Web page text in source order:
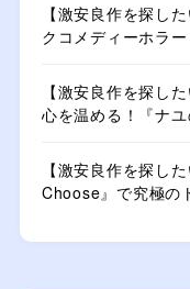
【激安良作を探し
クコメディーホラ
【激安良作を探し
心を温める！『ナユ
【激安良作を探し
Choose』で究極の